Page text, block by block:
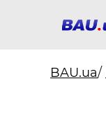
BAU.ua/